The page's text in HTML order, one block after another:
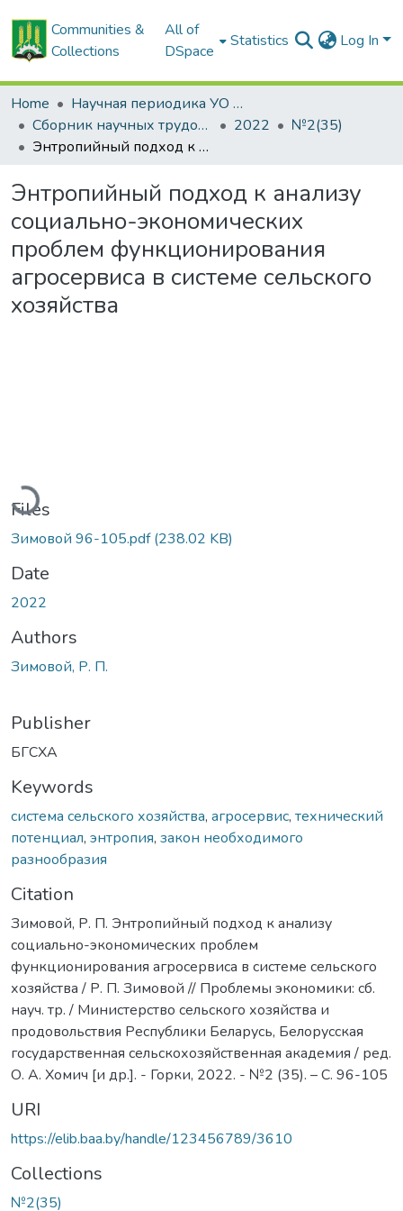
Communities &
Collections
All of
DSpace
Statistics Log In
Home
Научная периодика УО БГСХА
Сборник научных трудов "Проблемы экономики"
2022
№2(35)
Энтропийный подход к анализу социально-экономических проблем функционирования агросервиса в системе сельского хозяйства
Энтропийный подход к анализу
социально-экономических
проблем функционирования
агросервиса в системе сельского
хозяйства
Loading...
Files
Зимовой 96-105.pdf(238.02 KB)
Date
2022
Authors
Зимовой, Р. П.
Publisher
БГСХА
Keywords
система сельского хозяйства, агросервис, технический
потенциал, энтропия, закон необходимого
разнообразия
Citation
Зимовой, Р. П. Энтропийный подход к анализу
социально-экономических проблем
функционирования агросервиса в системе сельского
хозяйства / Р. П. Зимовой // Проблемы экономики: сб.
науч. тр. / Министерство сельского хозяйства и
продовольствия Республики Беларусь, Белорусская
государственная сельскохозяйственная академия / ред.
О. А. Хомич [и др.]. - Горки, 2022. - №2 (35). – С. 96-105
URI
https://elib.baa.by/handle/123456789/3610
Collections
№2(35)